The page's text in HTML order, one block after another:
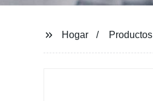
Hogar Productos